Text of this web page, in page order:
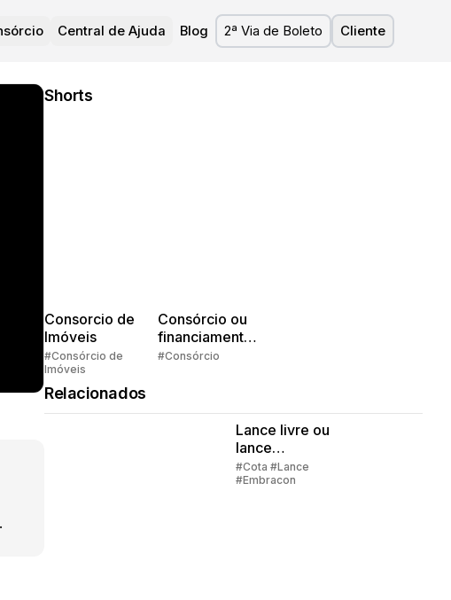
Central de Ajuda Blog 2ª Via de Boleto Cliente
Shorts
Consorcio de
Imóveis
#Consórcio de
Imóveis
Consórcio ou
financiamento?
Quem pensa
#Consórcio
Relacionados
Lance livre ou
lance
embutido?
#Cota #Lance
#Embracon